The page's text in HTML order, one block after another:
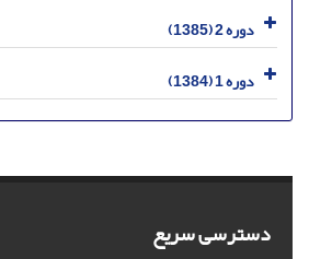
دوره 2 (1385)
دوره 1 (1384)
دسترسی سریع